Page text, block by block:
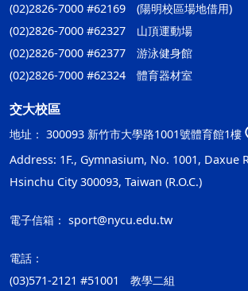
(02)2826-7000 #62169 (陽明校區場地借用)
(02)2826-7000 #62327 山頂運動場
(02)2826-7000 #62377 游泳健身館
(02)2826-7000 #62324 體育器材室
交大校區
地址： 300093 新竹市大學路1001號體育館1樓
Address: 1F., Gymnasium, No. 1001, Daxue
Hsinchu City 300093, Taiwan (R.O.C.)
電子信箱： sport@nycu.edu.tw
電話：
(03)571-2121 #51001 教學二組